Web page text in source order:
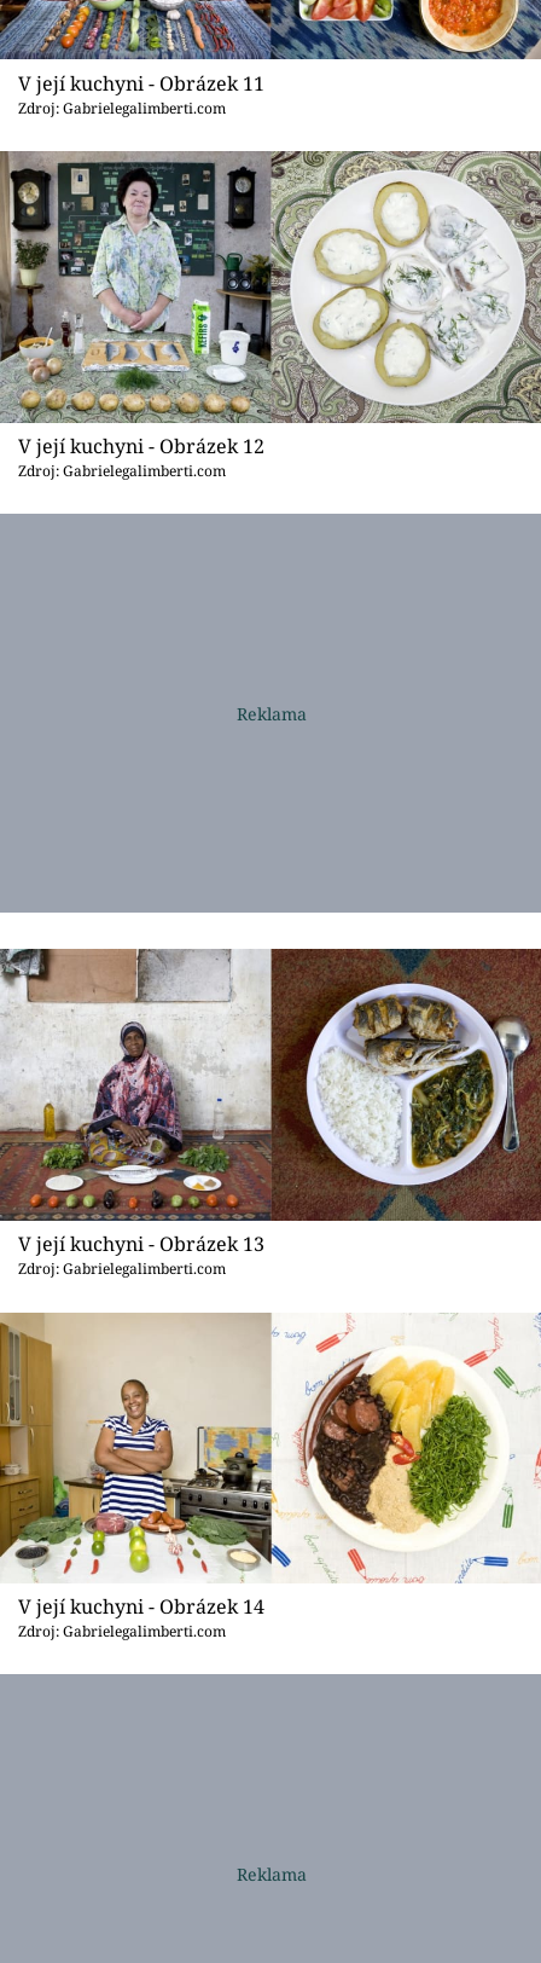
V její kuchyni - Obrázek 11
Zdroj: Gabrielegalimberti.com
V její kuchyni - Obrázek 12
Zdroj: Gabrielegalimberti.com
V její kuchyni - Obrázek 13
Zdroj: Gabrielegalimberti.com
V její kuchyni - Obrázek 14
Zdroj: Gabrielegalimberti.com